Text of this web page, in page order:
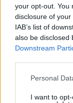
your opt-out. You
disclosure of
IAB’s list of
also be disclosed
Downstream
Please note that
not limited to
Personal
I want to
Έχω
λέει ο
Ποσειδώνος
Ολυμπιακού